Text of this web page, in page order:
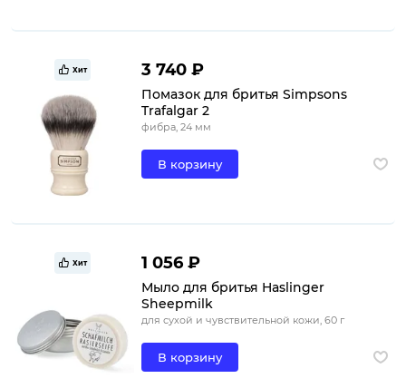
Хит 3 740 ₽
Помазок для бритья Simpsons
Trafalgar 2
фибра, 24 мм
В корзину
Хит 1 056 ₽
Мыло для бритья Haslinger
Sheepmilk
для сухой и чувствительной кожи, 60 г
В корзину